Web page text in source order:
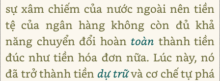
sự xâm chiếm của nước ngoài nên tiền
tệ của ngân hàng không còn đủ khả
năng chuyển đổi hoàn toàn thành tiền
đúc như tiền hóa đơn nữa. Lúc này, nó
đã trở thành tiền dự trữvà cơ chế tự phá